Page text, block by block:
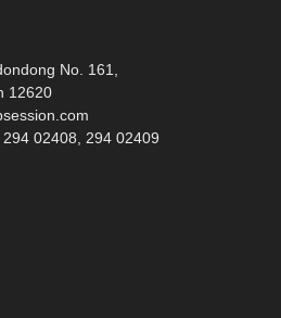
No. 161,
12620
02408, 294 02409